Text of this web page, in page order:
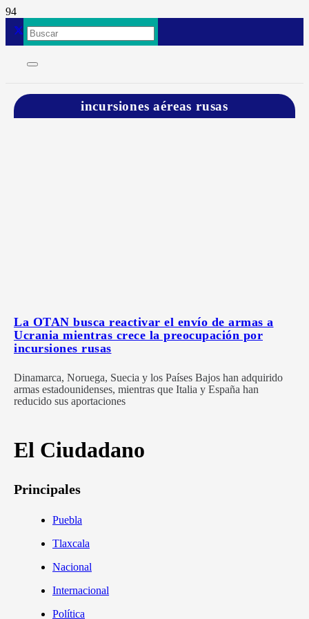
incursiones aéreas rusas
La OTAN busca reactivar el envío de armas a
Ucrania mientras crece la preocupación por
incursiones rusas
Dinamarca, Noruega, Suecia y los Países Bajos han adquirido
armas estadounidenses, mientras que Italia y España han
reducido sus aportaciones
El Ciudadano
Principales
Puebla
Tlaxcala
Nacional
Internacional
Política